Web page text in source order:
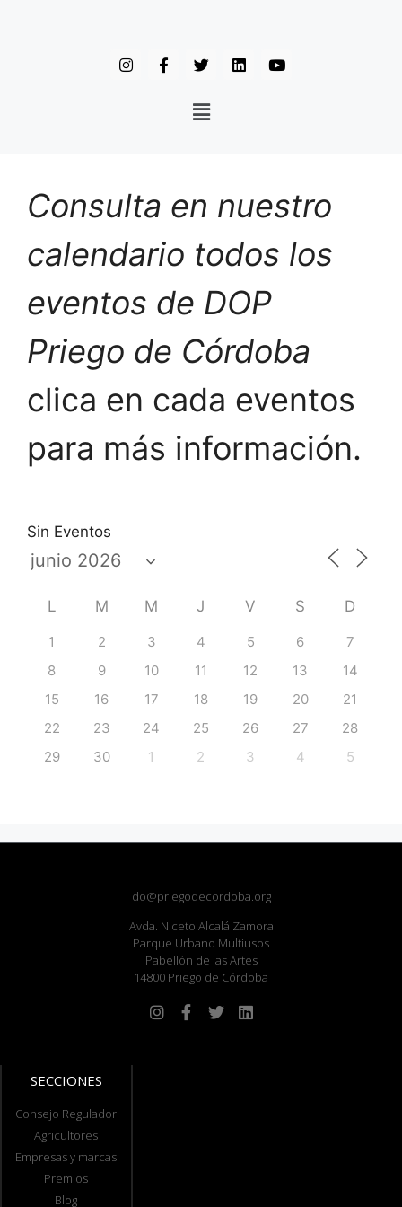
Consulta en nuestro
calendario todos los
eventos de DOP
Priego de Córdoba
clica en cada eventos
para más información.
Sin Eventos
L M M J V S D
1 2 3 4 5 6
7
8
9 10 11 12 13
14
15
16 17 18 19 20
21
22
23 24 25 26 27
28
29
30 1 2 3 4 5
do@priegodecordoba.org
Avda. Niceto Alcalá Zamora
Parque Urbano Multiusos
Pabellón de las Artes
14800 Priego de Córdoba
SECCIONES
Consejo Regulador
Agricultores
Empresas y marcas
Premios
Blog